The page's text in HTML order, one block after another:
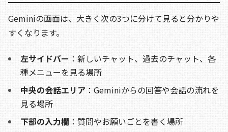
Geminiの画面は、大きく次の3つに分けて見ると分かりや
すくなります。
左サイドバー ：新しいチャット、過去のチャット、各
種メニューを見る場所
中央の会話エリア ：Geminiからの回答や会話の流れを
見る場所
下部の入力欄 ：質問やお願いごとを書く場所